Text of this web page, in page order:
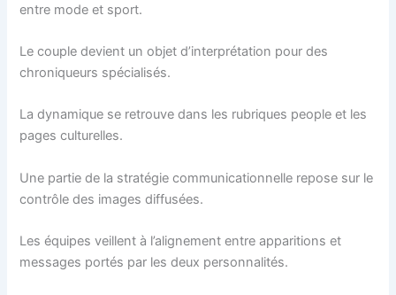
entre mode et sport.
Le couple devient un objet d’interprétation pour des
chroniqueurs spécialisés.
La dynamique se retrouve dans les rubriques people et les
pages culturelles.
Une partie de la stratégie communicationnelle repose sur le
contrôle des images diffusées.
Les équipes veillent à l’alignement entre apparitions et
messages portés par les deux personnalités.